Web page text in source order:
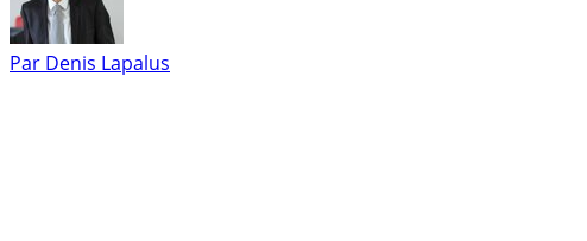
Par Denis Lapalus